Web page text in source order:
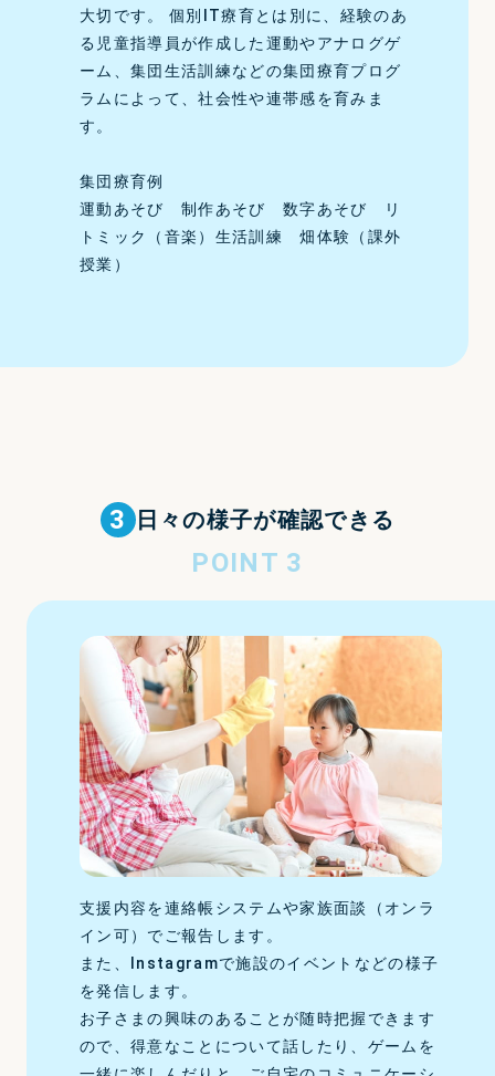
大切です。 個別IT療育とは別に、経験のあ
る児童指導員が作成した運動やアナログゲ
ーム、集団生活訓練などの集団療育プログ
ラムによって、社会性や連帯感を育みま
す。
集団療育例
運動あそび 制作あそび 数字あそび リ
トミック（音楽）生活訓練 畑体験（課外
授業）
3 日々の様子が確認できる
POINT 3
支援内容を連絡帳システムや家族面談（オンラ
イン可）でご報告します。
また、Instagramで施設のイベントなどの様子
を発信します。
お子さまの興味のあることが随時把握できます
ので、得意なことについて話したり、ゲームを